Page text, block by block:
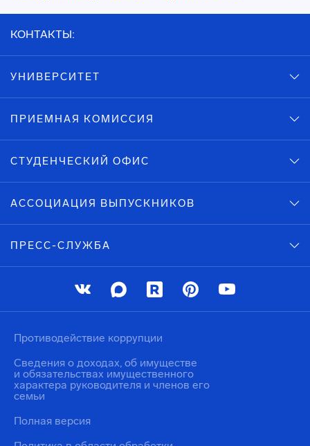
КОНТАКТЫ:
УНИВЕРСИТЕТ
ПРИЕМНАЯ КОМИССИЯ
СТУДЕНЧЕСКИЙ ОФИС
АССОЦИАЦИЯ ВЫПУСКНИКОВ
ПРЕСС-СЛУЖБА
Противодействие коррупции
Сведения о доходах, об имуществе
и обязательствах имущественного
характера руководителя и членов его
семьи
Полная версия